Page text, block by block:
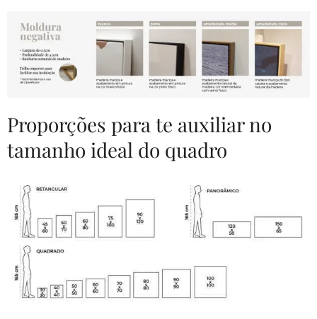
Proporções para te auxiliar no
tamanho ideal do quadro